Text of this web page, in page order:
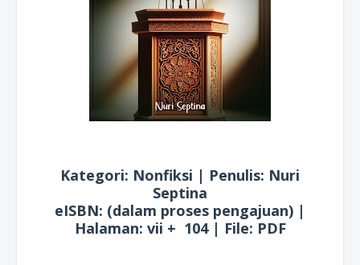
Kategori: Nonfiksi | Penulis: Nuri
Septina
eISBN: (dalam proses pengajuan) |
Halaman: vii + 104 | File: PDF